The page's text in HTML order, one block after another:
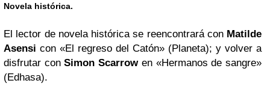
Novela histórica.
El lector de novela histórica se reencontrará con Matilde
Asensi con «El regreso del Catón» (Planeta); y volver a
disfrutar conSimon Scarrowen «Hermanos de sangre»
(Edhasa).